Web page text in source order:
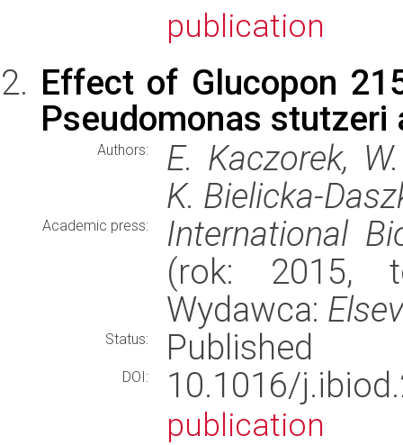
publication
Effect of Glucopon
Pseudomonas
Authors:
E. Kaczorek,
K. Bielicka-
Academic press:
International
(rok: 2015,
Wydawca:
Status: Published
DOI: 10.1016/
publication